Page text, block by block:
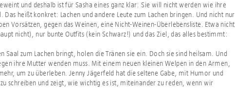
und deshalb ist für Sasha eines ganz klar: Sie will nicht werden wie ihre
Das heißt konkret: Lachen und andere Leute zum Lachen bringen. Und nicht nur
Vorsätzen, gegen das Weinen, eine Nicht-Weinen-Überlebensliste. Etwa nicht
nicht), nur bunte Outfits (kein Schwarz!) und das Ziel, das alles bestimmt:
Saal zum Lachen bringt, holen die Tränen sie ein. Doch sie sind heilsam. Und
ihre Mutter wenden muss. Mit einem neuen kleinen Welpen in den Armen,
um zu überleben. Jenny Jägerfeld hat die seltene Gabe, mit Humor und
schreiben und zeigt, wie wichtig es ist, miteinander zu reden, wenn wir